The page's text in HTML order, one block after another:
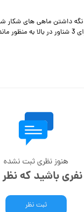
داشتن ماهی های شکار
برای حمل آسان دارای 3 شناور در
هنوز نظری ثبت نشده
نفری باشید که
ثبت نظر